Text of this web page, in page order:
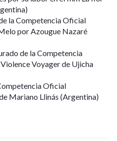
la Competencia Oficial
por Azougue Nazaré
de la Competencia
Voyager de Ujicha
Oficial
Mariano Llinás (Argentina)